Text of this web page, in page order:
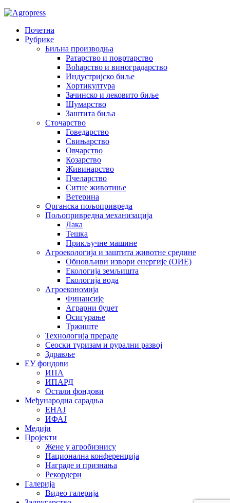
Почетна
Рубрике
Биљна производња
Ратарство и повртарство
Воћарство и виноградарство
Индустријско биље
Хортикултура
Зачинско и лековито биље
Шумарство
Заштита биља
Сточарство
Говедарство
Свињарство
Овчарство
Козарство
Живинарство
Пчеларство
Ситне животиње
Ветерина
Органска пољопривреда
Пољопривредна механизација
Лака
Тешка
Прикључне машине
Агроекологија и заштита животне средине
Обновљиви извори енергије (ОИЕ)
Екологија земљишта
Екологија вода
Агроекономија
Финансије
Аграрни буџет
Осигурање
Тржиште
Технологија прераде
Сеоски туризам и рурални развој
Здравље
ЕУ фондови
ИПА
ИПАРД
Остали фондови
Међународна сарадња
ЕНАЈ
ИФАЈ
Медији
Пројекти
Жене у агробизнису
Национална конференција
Награде и признања
Рекордери
Галерија
Видео галерија